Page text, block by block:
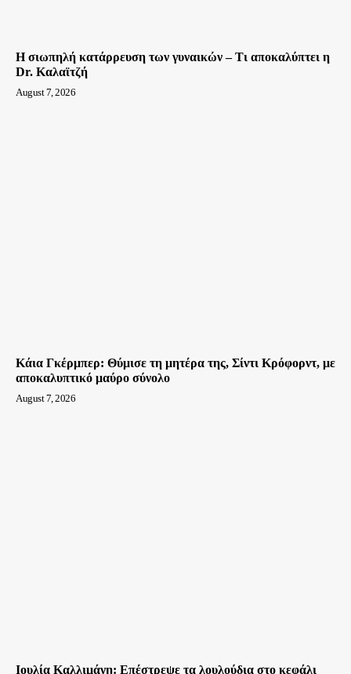
Η σιωπηλή κατάρρευση των γυναικών – Τι αποκαλύπτει η
Dr. Καλαϊτζή
August 7, 2026
Κάια Γκέρμπερ: Θύμισε τη μητέρα της, Σίντι Κρόφορντ, με
αποκαλυπτικό μαύρο σύνολο
August 7, 2026
Ιουλία Καλλιμάνη: Επέστρεψε τα λουλούδια στο κεφάλι